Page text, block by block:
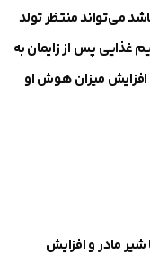
می‌تواند منتظر تولد
غذایی پس از زایمان به
افزایش میزان هوش او
مادر و افزایش